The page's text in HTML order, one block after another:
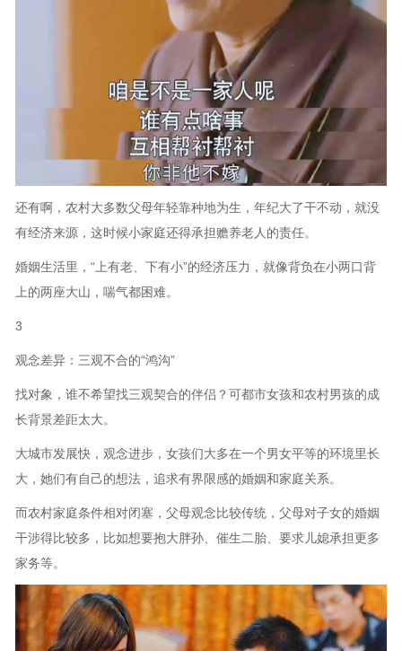
还有啊，农村大多数父母年轻靠种地为生，年纪大了干不动，就没
有经济来源，这时候小家庭还得承担赡养老人的责任。
婚姻生活里，“上有老、下有小”的经济压力，就像背负在小两口背
上的两座大山，喘气都困难。
3
观念差异：三观不合的“鸿沟”
找对象，谁不希望找三观契合的伴侣？可都市女孩和农村男孩的成
长背景差距太大。
大城市发展快，观念进步，女孩们大多在一个男女平等的环境里长
大，她们有自己的想法，追求有界限感的婚姻和家庭关系。
而农村家庭条件相对闭塞，父母观念比较传统，父母对子女的婚姻
干涉得比较多，比如想要抱大胖孙、催生二胎、要求儿媳承担更多
家务等。